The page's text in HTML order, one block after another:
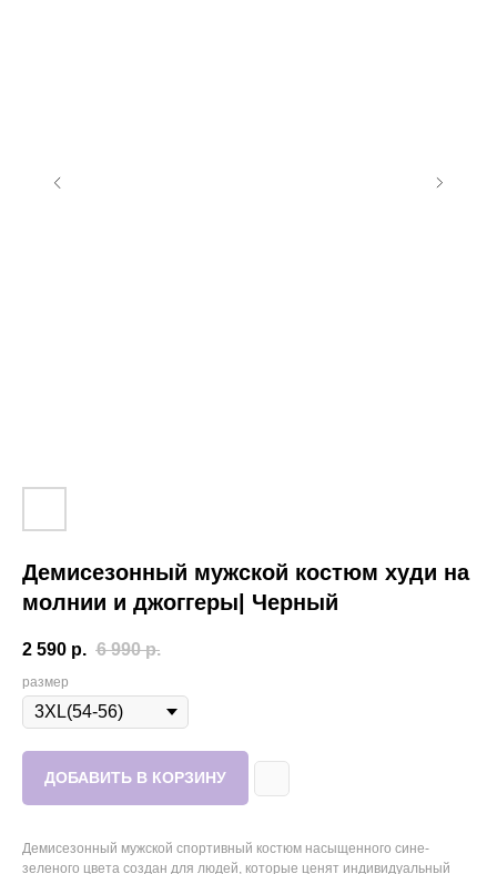
Демисезонный мужской костюм худи на
молнии и джоггеры| Черный
2 590 р. 6 990 р.
размер
ДОБАВИТЬ В КОРЗИНУ
Демисезонный мужской спортивный костюм насыщенного сине-
зеленого цвета создан для людей, которые ценят индивидуальный